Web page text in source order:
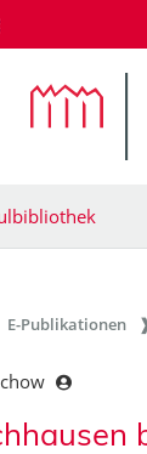
E-Publikationen